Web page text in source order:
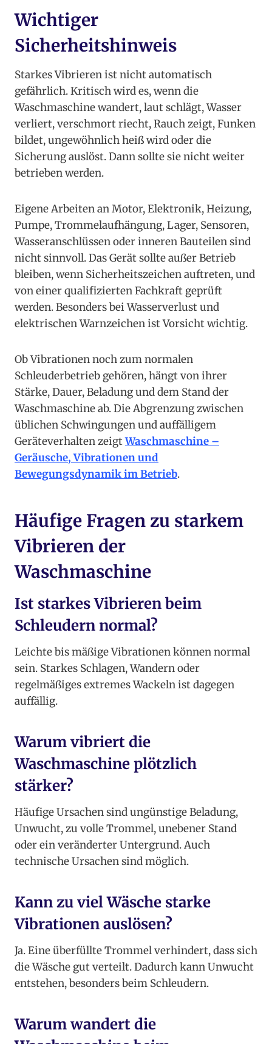
Wichtiger
Sicherheitshinweis
Starkes Vibrieren ist nicht automatisch
gefährlich. Kritisch wird es, wenn die
Waschmaschine wandert, laut schlägt, Wasser
verliert, verschmort riecht, Rauch zeigt, Funken
bildet, ungewöhnlich heiß wird oder die
Sicherung auslöst. Dann sollte sie nicht weiter
betrieben werden.
Eigene Arbeiten an Motor, Elektronik, Heizung,
Pumpe, Trommelaufhängung, Lager, Sensoren,
Wasseranschlüssen oder inneren Bauteilen sind
nicht sinnvoll. Das Gerät sollte außer Betrieb
bleiben, wenn Sicherheitszeichen auftreten, und
von einer qualifizierten Fachkraft geprüft
werden. Besonders bei Wasserverlust und
elektrischen Warnzeichen ist Vorsicht wichtig.
Ob Vibrationen noch zum normalen
Schleuderbetrieb gehören, hängt von ihrer
Stärke, Dauer, Beladung und dem Stand der
Waschmaschine ab. Die Abgrenzung zwischen
üblichen Schwingungen und auffälligem
Geräteverhalten zeigtWaschmaschine –
Geräusche, Vibrationen und
Bewegungsdynamik im Betrieb.
Häufige Fragen zu starkem
Vibrieren der
Waschmaschine
Ist starkes Vibrieren beim
Schleudern normal?
Leichte bis mäßige Vibrationen können normal
sein. Starkes Schlagen, Wandern oder
regelmäßiges extremes Wackeln ist dagegen
auffällig.
Warum vibriert die
Waschmaschine plötzlich
stärker?
Häufige Ursachen sind ungünstige Beladung,
Unwucht, zu volle Trommel, unebener Stand
oder ein veränderter Untergrund. Auch
technische Ursachen sind möglich.
Kann zu viel Wäsche starke
Vibrationen auslösen?
Ja. Eine überfüllte Trommel verhindert, dass sich
die Wäsche gut verteilt. Dadurch kann Unwucht
entstehen, besonders beim Schleudern.
Warum wandert die